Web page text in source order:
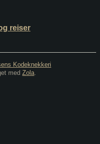
reiser
Kodeknekkeri
med Zola.